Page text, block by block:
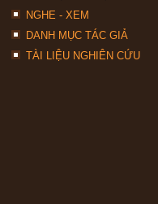
NGHE - XEM
DANH MỤC TÁC GIẢ
TÀI LIỆU NGHIÊN CỨU